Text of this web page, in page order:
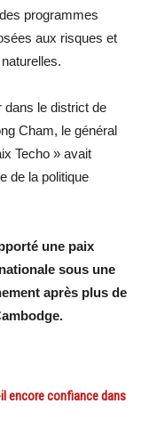
programmes
aux risques et
dans le district de
Cham, le général
Techo » avait
de la politique
une paix
sous une
après plus de
il encore confiance dans